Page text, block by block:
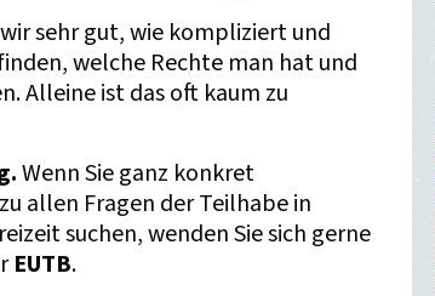
sehr gut, wie kompliziert und
welche Rechte man hat und
Alleine ist das oft kaum zu
Wenn Sie ganz konkret
allen Fragen der Teilhabe in
suchen, wenden Sie sich gerne
EUTB.